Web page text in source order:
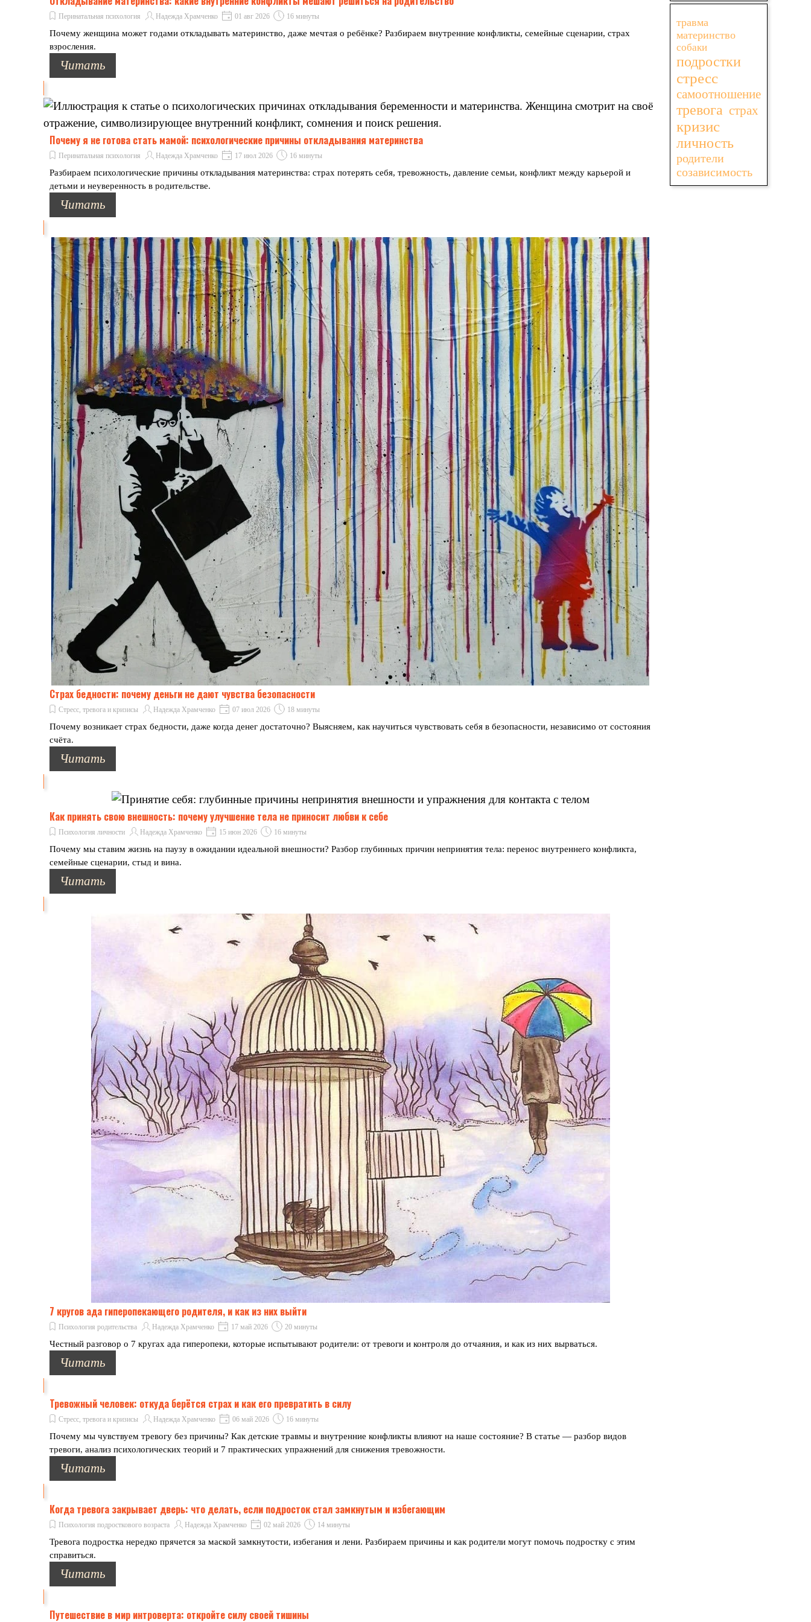
Перинатальная психология Надежда Храмченко 01 авг 2026 16 минуты
Почему женщина может годами откладывать материнство, даже мечтая о ребёнке? Разбираем внутренние конфликты, семейные сценарии, страх
взросления.
Читать
Почему я не готова стать мамой: психологические причины откладывания материнства
Перинатальная психология Надежда Храмченко 17 июл 2026 16 минуты
Разбираем психологические причины откладывания материнства: страх потерять себя, тревожность, давление семьи, конфликт между карьерой и
детьми и неуверенность в родительстве.
Читать
Страх бедности: почему деньги не дают чувства безопасности
Стресс, тревога и кризисы Надежда Храмченко 07 июл 2026 18 минуты
Почему возникает страх бедности, даже когда денег достаточно? Выясняем, как научиться чувствовать себя в безопасности, независимо от состояния
счёта.
Читать
Как принять свою внешность: почему улучшение тела не приносит любви к себе
Психология личности Надежда Храмченко 15 июн 2026 16 минуты
Почему мы ставим жизнь на паузу в ожидании идеальной внешности? Разбор глубинных причин непринятия тела: перенос внутреннего конфликта,
семейные сценарии, стыд и вина.
Читать
7 кругов ада гиперопекающего родителя, и как из них выйти
Психология родительства Надежда Храмченко 17 май 2026 20 минуты
Честный разговор о 7 кругах ада гиперопеки, которые испытывают родители: от тревоги и контроля до отчаяния, и как из них вырваться.
Читать
Тревожный человек: откуда берётся страх и как его превратить в силу
Стресс, тревога и кризисы Надежда Храмченко 06 май 2026 16 минуты
Почему мы чувствуем тревогу без причины? Как детские травмы и внутренние конфликты влияют на наше состояние? В статье — разбор видов
тревоги, анализ психологических теорий и 7 практических упражнений для снижения тревожности.
Читать
Когда тревога закрывает дверь: что делать, если подросток стал замкнутым и избегающим
Психология подросткового возраста Надежда Храмченко 02 май 2026 14 минуты
Тревога подростка нередко прячется за маской замкнутости, избегания и лени. Разбираем причины и как родители могут помочь подростку с этим
справиться.
Читать
Путешествие в мир интроверта: откройте силу своей тишины
травма
материнство
собаки
подростки
стресс
самоотношение
тревога страх
кризис
личность
родители
созависимость